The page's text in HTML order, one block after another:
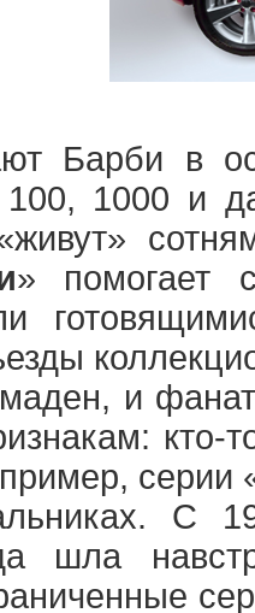
Барби в
1000 и
» помогает
и
кто-
С
шла